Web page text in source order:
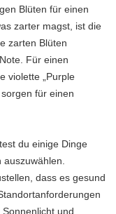
Blüten für einen
zarter magst, ist die
zarten Blüten
Für einen
violette „Purple
für einen
du einige Dinge
dass es gesund
und